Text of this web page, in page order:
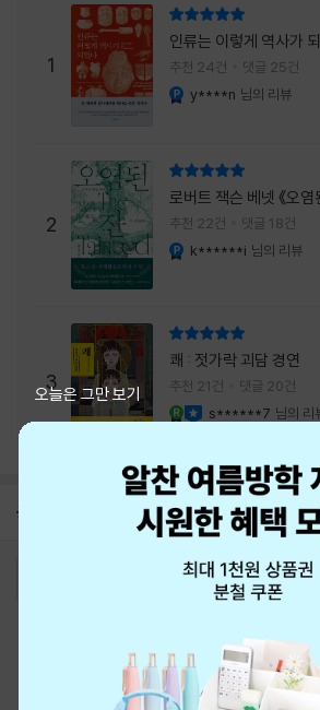
만 하다. 처음에는 단순
았는데, 읽을수록 전
다. '왜 이런 일이 벌어
말 믿어도
1
인류는 이렇게 역사가 되었다 <인류
역사가 되었나>
추천 24건 댓글 25건
y****n 님의 리뷰
2
로버트 잭슨 베넷 《오염
주는 실감과 미스터리
내는 최상의 시너지...
추천 22건 댓글 18건
k******i 님의 리뷰
3
쾌 : 젓가락 괴담 경연
추천 21건 댓글 20건
s******7 님의 리
공지 8월 신용카드 무이자할부 안내
오늘은 그만 보기
최근 본 상품
eBook 1:1문의/채팅상담
예스이십사(주) 사업자 정보